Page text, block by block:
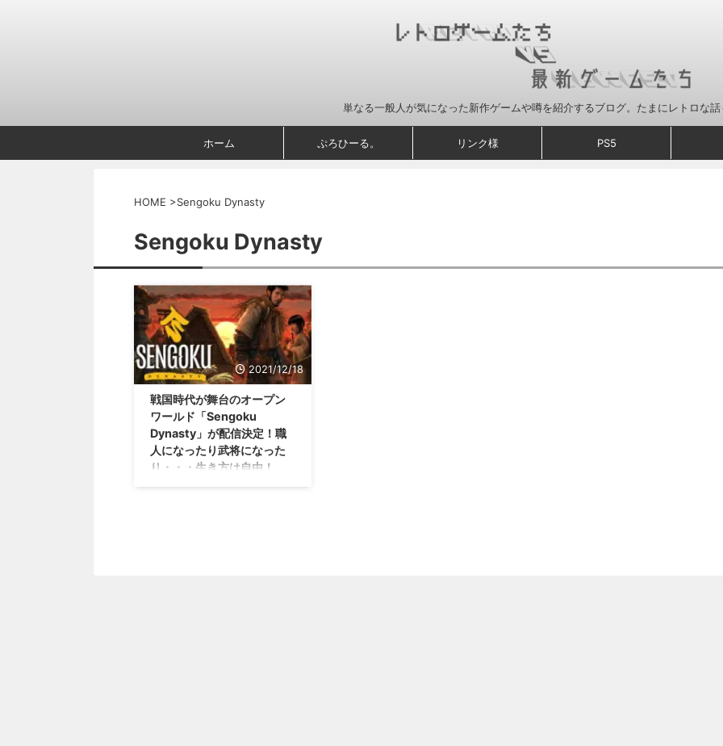
単なる一般人が気になった新作ゲームや噂を紹介するブログ。たまにレトロな話
ホーム ぷろひーる。 リンク様 PS5
HOME >Sengoku Dynasty
Sengoku Dynasty
2021/12/18
戦国時代が舞台のオープン
ワールド「Sengoku
Dynasty」が配信決定！職
人になったり武将になった
り・・・生き方は自由！